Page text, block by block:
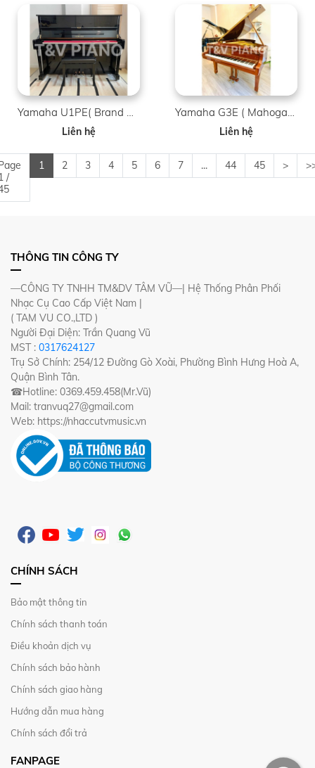
Yamaha U1PE( Brand New )
Liên hệ
Yamaha G3E ( Mahogany )
Liên hệ
/
1 2 3 4 5 6 7 ... 44 45 >
THÔNG TIN CÔNG TY
—CÔNG TY TNHH TM&DV TÂM VŨ—| Hệ Thống Phân Phối
Nhạc Cụ Cao Cấp Việt Nam |
( TAM VU CO.,LTD )
Người Đại Diện: Trần Quang Vũ
MST : 0317624127
Trụ Sở Chính: 254/12 Đường Gò Xoài, Phường Bình Hưng Hoà A,
Quận Bình Tân.
☎Hotline: 0369.459.458(Mr.Vũ)
Mail: tranvuq27@gmail.com
Web: https://nhaccutvmusic.vn
CHÍNH SÁCH
Bảo mật thông tin
Chính sách thanh toán
Điều khoản dịch vụ
Chính sách bảo hành
Chính sách giao hàng
Hướng dẫn mua hàng
Chính sách đổi trả
FANPAGE